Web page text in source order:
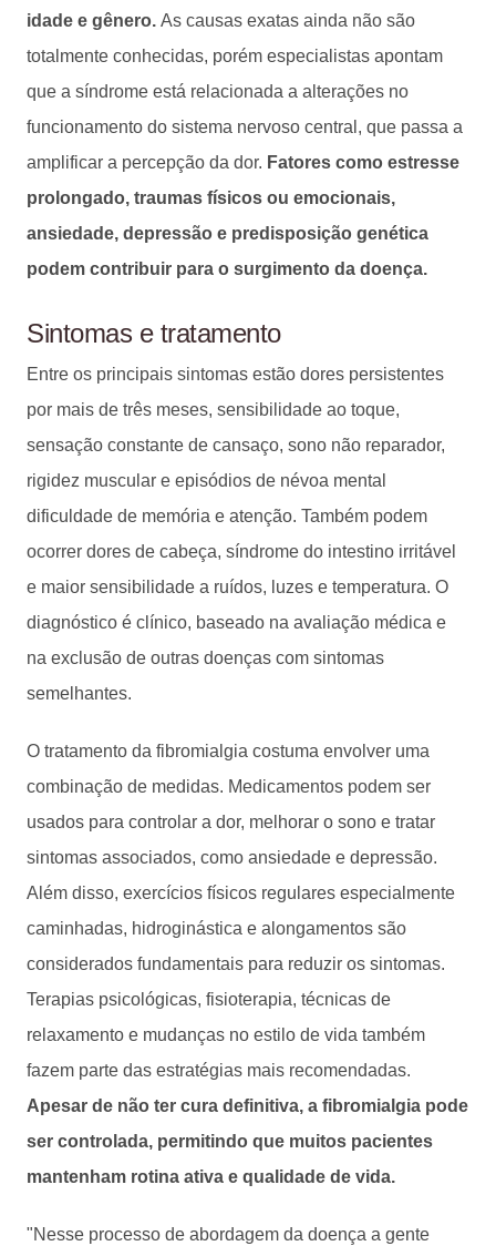
idade e gênero. As causas exatas ainda não são
totalmente conhecidas, porém especialistas apontam
que a síndrome está relacionada a alterações no
funcionamento do sistema nervoso central, que passa a
amplificar a percepção da dor. Fatores como estresse
prolongado, traumas físicos ou emocionais,
ansiedade, depressão e predisposição genética
podem contribuir para o surgimento da doença.
Sintomas e tratamento
Entre os principais sintomas estão dores persistentes
por mais de três meses, sensibilidade ao toque,
sensação constante de cansaço, sono não reparador,
rigidez muscular e episódios de névoa mental
dificuldade de memória e atenção. Também podem
ocorrer dores de cabeça, síndrome do intestino irritável
e maior sensibilidade a ruídos, luzes e temperatura. O
diagnóstico é clínico, baseado na avaliação médica e
na exclusão de outras doenças com sintomas
semelhantes.
O tratamento da fibromialgia costuma envolver uma
combinação de medidas. Medicamentos podem ser
usados para controlar a dor, melhorar o sono e tratar
sintomas associados, como ansiedade e depressão.
Além disso, exercícios físicos regulares especialmente
caminhadas, hidroginástica e alongamentos são
considerados fundamentais para reduzir os sintomas.
Terapias psicológicas, fisioterapia, técnicas de
relaxamento e mudanças no estilo de vida também
fazem parte das estratégias mais recomendadas.
Apesar de não ter cura definitiva, a fibromialgia pode
ser controlada, permitindo que muitos pacientes
mantenham rotina ativa e qualidade de vida.
"Nesse processo de abordagem da doença a gente